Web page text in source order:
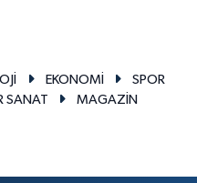
EKONOMİ
SPOR
SANAT
MAGAZİN